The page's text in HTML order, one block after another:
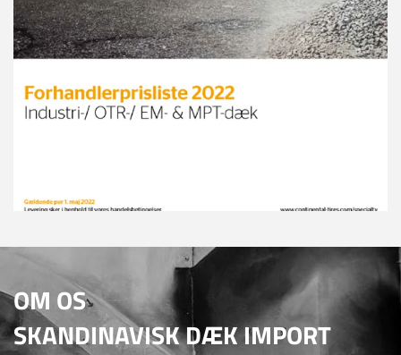
OM OS
SKANDINAVISK DÆK IMPORT